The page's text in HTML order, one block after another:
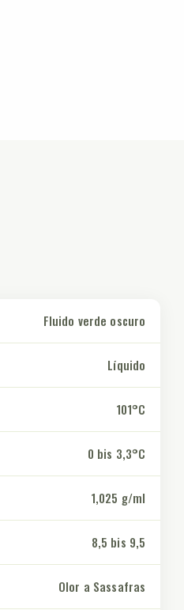
Fluido verde oscuro
Líquido
101°C
0 bis 3,3°C
1,025 g/ml
8,5 bis 9,5
Olor a Sassafras